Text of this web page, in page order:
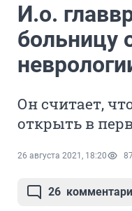
И.о.
больницу
Он считает,
открыть в
26 августа 2021, 18:20
26